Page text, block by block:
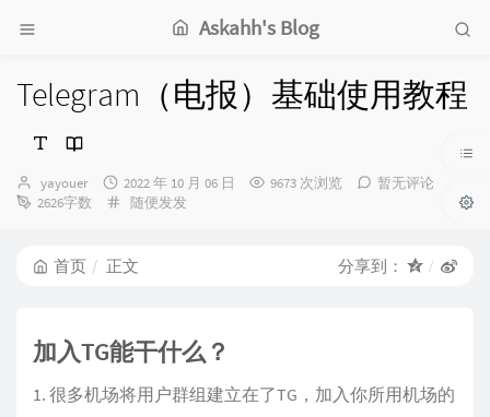
Askahh's Blog
Telegram（电报）基础使用教程
博
主：
yayouer
发
布
2022 年 10 月 06 日 9673 次浏览
暂无评论
2626字数
分
随便发发
首页 正文 分享到：
加入TG能干什么？
很多机场将用户群组建立在了TG，加入你所用机场的